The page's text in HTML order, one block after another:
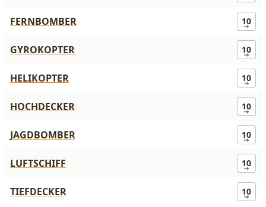
FERNBOMBER 10
GYROKOPTER 10
HELIKOPTER 10
HOCHDECKER 10
JAGDBOMBER 10
LUFTSCHIFF 10
TIEFDECKER 10